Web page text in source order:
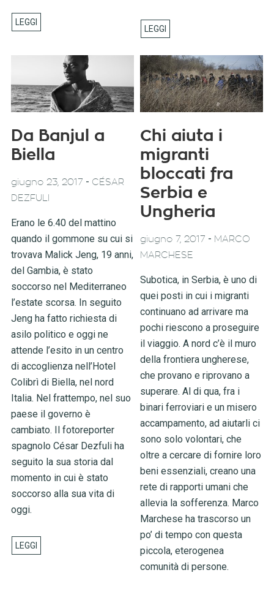
Da Banjul a
Biella
giugno 23, 2017 - CÉSAR
DEZFULI
Erano le 6.40 del mattino
quando il gommone su cui si
trovava Malick Jeng, 19 anni,
del Gambia, è stato
soccorso nel Mediterraneo
l’estate scorsa. In seguito
Jeng ha fatto richiesta di
asilo politico e oggi ne
attende l’esito in un centro
di accoglienza nell’Hotel
Colibrì di Biella, nel nord
Italia. Nel frattempo, nel suo
paese il governo è
cambiato. Il fotoreporter
spagnolo César Dezfuli ha
seguito la sua storia dal
momento in cui è stato
soccorso alla sua vita di
oggi.
Chi aiuta i
migranti
bloccati fra
Serbia e
Ungheria
giugno 7, 2017 - MARCO
MARCHESE
Subotica, in Serbia, è uno di
quei posti in cui i migranti
continuano ad arrivare ma
pochi riescono a proseguire
il viaggio. A nord c’è il muro
della frontiera ungherese,
che provano e riprovano a
superare. Al di qua, fra i
binari ferroviari e un misero
accampamento, ad aiutarli ci
sono solo volontari, che
oltre a cercare di fornire loro
beni essenziali, creano una
rete di rapporti umani che
allevia la sofferenza. Marco
Marchese ha trascorso un
po’ di tempo con questa
piccola, eterogenea
comunità di persone.